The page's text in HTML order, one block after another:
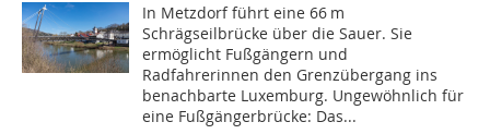
In Metzdorf führt eine 66 m
Schrägseilbrücke über die Sauer. Sie
ermöglicht Fußgängern und
Radfahrerinnen den Grenzübergang ins
benachbarte Luxemburg. Ungewöhnlich für
eine Fußgängerbrücke: Das...